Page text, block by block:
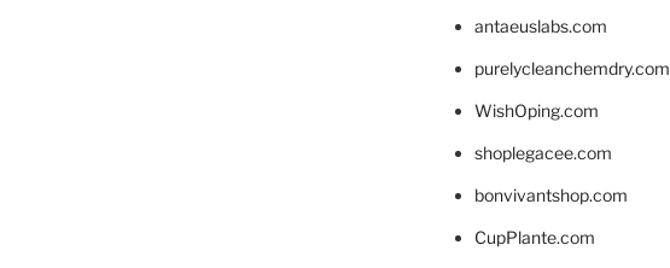
antaeuslabs.com
purelycleanchemdry.com
WishOping.com
shoplegacee.com
bonvivantshop.com
CupPlante.com